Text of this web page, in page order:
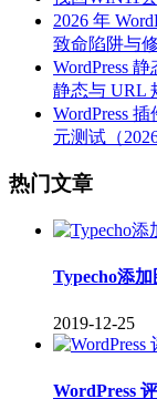
2026 年
致命陷阱与
WordPress
静态与 URL
WordPress
元测试（
热门文章
Typecho添
2019-12-25
WordPress